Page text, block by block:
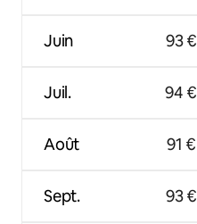
Juin
Juil.
Août
Sept.
93 €
94 €
91 €
93 €